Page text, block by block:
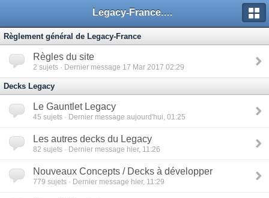
Legacy-France.org - Forum
Règlement général de Legacy-France
Règles du site
2 sujets · Dernier message 17 Mar 2017 02:29
Decks Legacy
Le Gauntlet Legacy
45 sujets · Dernier message aujourd'hui, 01:25
Les autres decks du Legacy
82 sujets · Dernier message hier, 11:26
Nouveaux Concepts / Decks à développer
779 sujets · Dernier message hier, 11:29